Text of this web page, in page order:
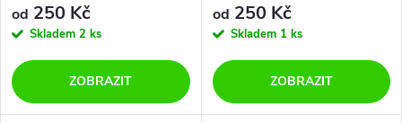
od 250 Kč
Skladem 2 ks
ZOBRAZIT
od 250 Kč
Skladem 1 ks
ZOBRAZIT